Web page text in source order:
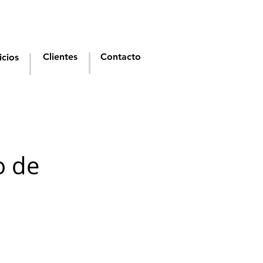
Contacto
Clientes
de